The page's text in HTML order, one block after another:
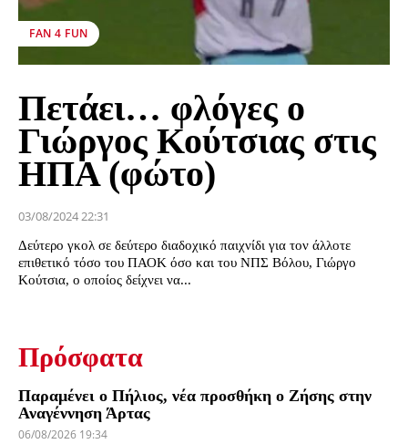
FAN 4 FUN
Πετάει… φλόγες ο
Γιώργος Κούτσιας στις
ΗΠΑ (φώτο)
03/08/2024 22:31
Δεύτερο γκολ σε δεύτερο διαδοχικό παιχνίδι για τον άλλοτε
επιθετικό τόσο του ΠΑΟΚ όσο και του ΝΠΣ Βόλου, Γιώργο
Κούτσια, ο οποίος δείχνει να...
Πρόσφατα
Παραμένει ο Πήλιος, νέα προσθήκη ο Ζήσης στην
Αναγέννηση Άρτας
06/08/2026 19:34